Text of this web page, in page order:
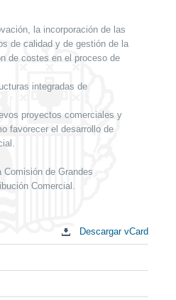
la incorporación de las
de calidad y de gestión de la
de costes en el proceso de
integradas de
proyectos comerciales y
favorecer el desarrollo de
de Grandes
Comercial.
Descargar vCard